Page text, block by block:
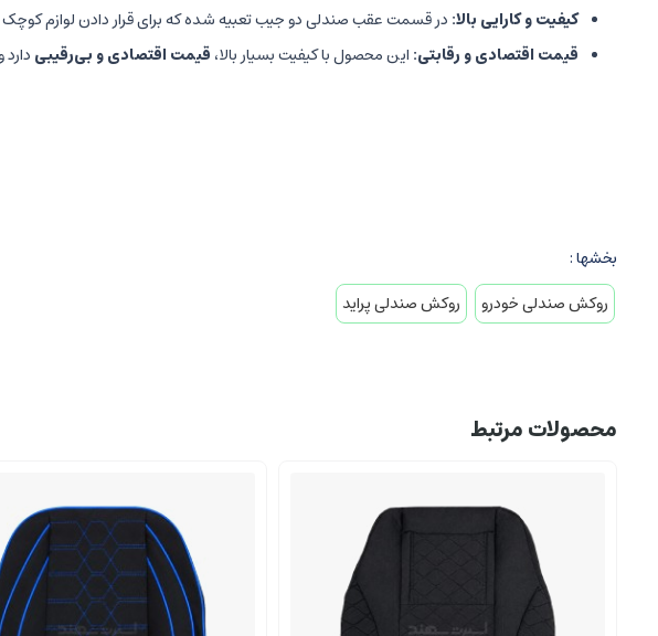
کیفیت و کارایی بالا: در قسمت عقب صندلی دو جیب تعبیه شده که برای قرار دادن لوازم
قیمت اقتصادی و رقابتی: این محصول با کیفیت بسیار بالا، قیمت اقتصادی و بی‌رقیبی
بخشها :
روکش صندلی خودرو
روکش صندلی پراید
محصولات مرتبط